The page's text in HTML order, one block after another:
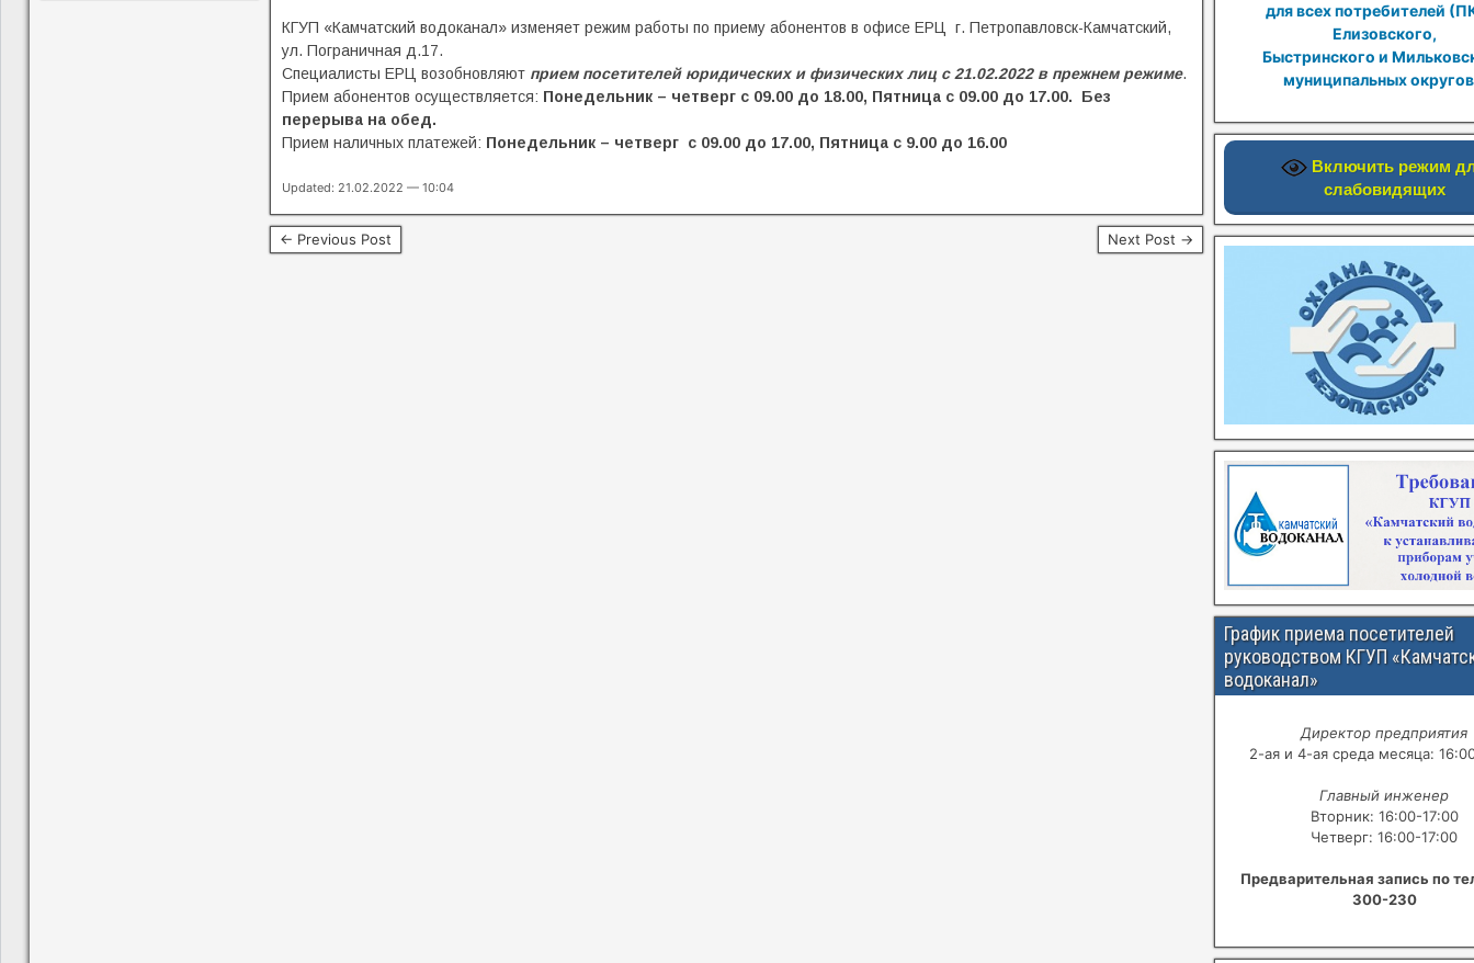
КГУП «Камчатский водоканал» изменяет режим работы по приему абонентов в офисе ЕРЦ г. Петропавловск-Камчатский,
ул. Пограничная д.17.
Специалисты ЕРЦ возобновляют прием посетителей юридических и физических лиц с 21.02.2022 в прежнем режиме.
Прием абонентов осуществляется: Понедельник – четверг с 09.00 до 18.00, Пятница с 09.00 до 17.00. Без
перерыва на обед.
Прием наличных платежей: Понедельник – четверг с 09.00 до 17.00, Пятница с 9.00 до 16.00
Updated: 21.02.2022 — 10:04
← Previous Post Next Post →
для всех потребителей
Елизовского,
Быстринского и
муниципальных
Включить режим
слабовидящих
График приема посетителей
руководством КГУП
водоканал»
Директор предприятия
2-ая и 4-ая среда месяца:
Главный инженер
Вторник: 16:00-17:00
Четверг: 16:00-17:00
Предварительная запись по
300-230